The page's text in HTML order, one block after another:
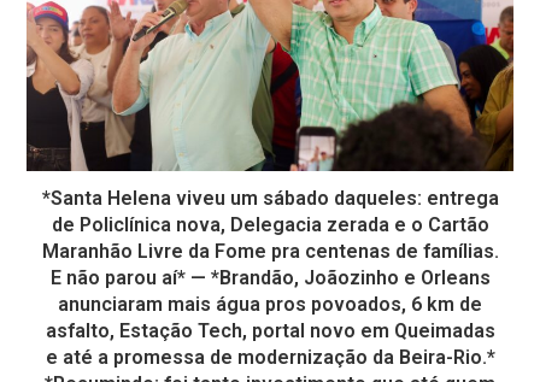
*Santa Helena viveu um sábado daqueles: entrega
de Policlínica nova, Delegacia zerada e o Cartão
Maranhão Livre da Fome pra centenas de famílias.
E não parou aí* — *Brandão, Joãozinho e Orleans
anunciaram mais água pros povoados, 6 km de
asfalto, Estação Tech, portal novo em Queimadas
e até a promessa de modernização da Beira-Rio.*